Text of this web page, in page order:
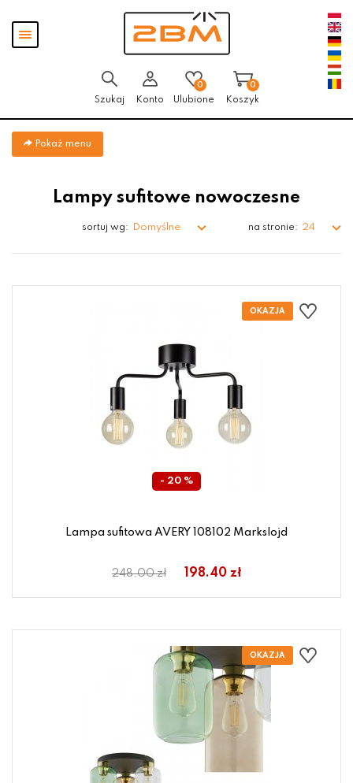
Pokaż
menu
Szukaj Konto
0
Ulubione
0
Koszyk
Pokaż menu
Lampy sufitowe nowoczesne
sortuj wg: Domyślne na stronie: 24
- 20 %
Lampa sufitowa AVERY 108102 Markslojd
248.00 zł 198.40 zł